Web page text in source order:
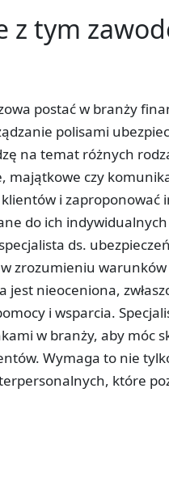
z tym
postać w branży
polisami
na temat różnych
majątkowe czy
i zaproponować
do ich
ds.
zrozumieniu
jest nieoceniona,
i wsparcia.
w branży, aby móc
Wymaga to nie
które